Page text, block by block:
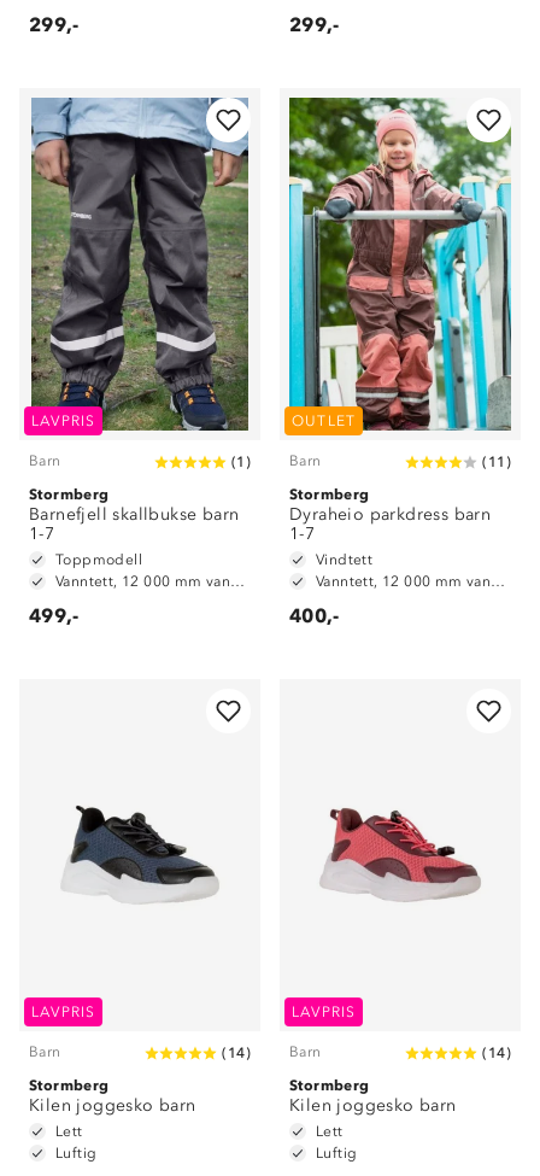
299,- 299,-
LAVPRIS
Barn (1 )
Stormberg
Barnefjell skallbukse barn
1-7
Toppmodell
Vanntett, 12 000 mm vannsøyle
499,-
OUTLET
Barn ( 11 )
Stormberg
Dyraheio parkdress barn
1-7
Vindtett
Vanntett, 12 000 mm vannsøyle
400,-
LAVPRIS
Barn ( 14)
Stormberg
Kilen joggesko barn
Lett
Luftig
LAVPRIS
Barn ( 14)
Stormberg
Kilen joggesko barn
Lett
Luftig